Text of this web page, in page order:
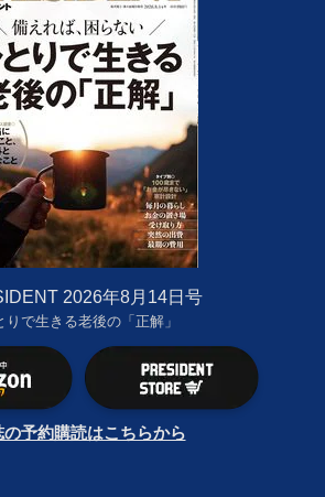
2026年8月14日号
りで生きる老後の「正解」
の予約購読はこちらから